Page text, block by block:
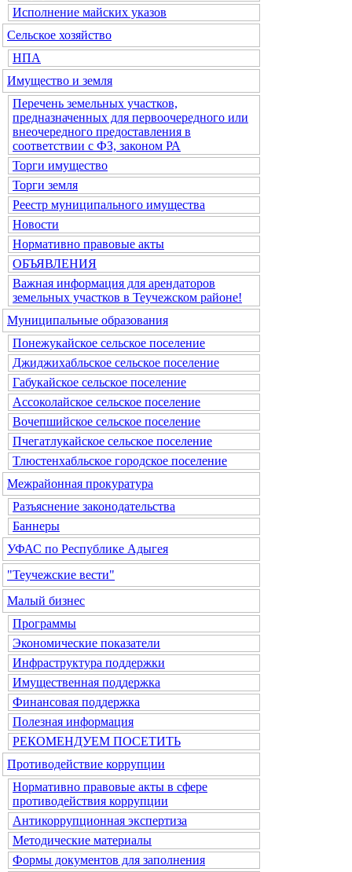
Исполнение майских указов
Сельское хозяйство
НПА
Имущество и земля
Перечень земельных участков,
предназначенных для первоочередного или
внеочередного предоставления в
соответствии с ФЗ, законом РА
Торги имущество
Торги земля
Реестр муниципального имущества
Новости
Нормативно правовые акты
ОБЪЯВЛЕНИЯ
Важная информация для арендаторов
земельных участков в Теучежском районе!
Муниципальные образования
Понежукайское сельское поселение
Джиджихабльское сельское поселение
Габукайское сельское поселение
Ассоколайское сельское поселение
Вочепшийское сельское поселение
Пчегатлукайское сельское поселение
Тлюстенхабльское городское поселение
Межрайонная прокуратура
Разъяснение законодательства
Баннеры
УФАС по Республике Адыгея
"Теучежские вести"
Малый бизнес
Программы
Экономические показатели
Инфраструктура поддержки
Имущественная поддержка
Финансовая поддержка
Полезная информация
РЕКОМЕНДУЕМ ПОСЕТИТЬ
Противодействие коррупции
Нормативно правовые акты в сфере
противодействия коррупции
Антикоррупционная экспертиза
Методические материалы
Формы документов для заполнения